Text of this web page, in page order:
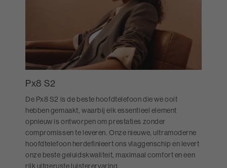
Px8 S2
De Px8 S2 is de beste hoofdtelefoon die we ooit
hebben gemaakt, waarbij elk essentieel element
opnieuw is ontworpen om prestaties zonder
compromissen te leveren. Onze nieuwe, ultramoderne
hoofdtelefoon herdefinieert ons vlaggenschip en levert
onze beste geluidskwaliteit, maximaal comfort en een
rijk uitgeruste luisterervaring.